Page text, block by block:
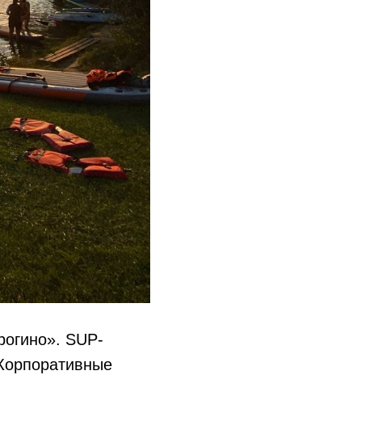
SUP-